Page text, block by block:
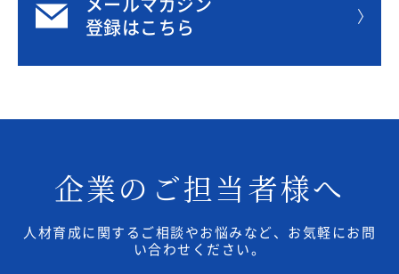
メールマガジン
登録はこちら
企業のご担当者様へ
人材育成に関するご相談やお悩みなど、お気軽にお問
い合わせください。